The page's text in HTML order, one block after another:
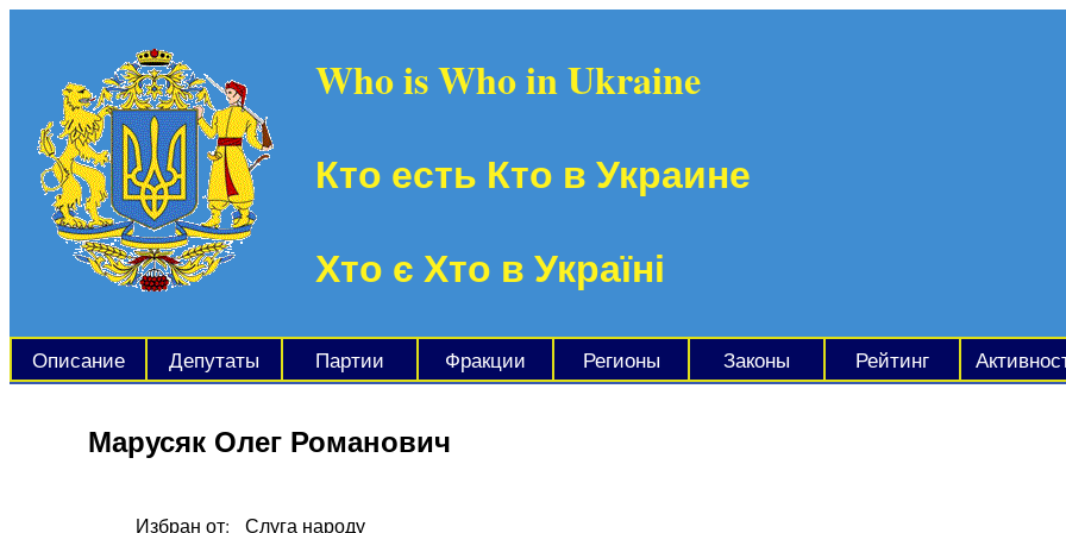
Who is Who in Ukraine
Кто есть Кто в Украине
Хто є Хто в Україні
Описание Депутаты Партии Фракции Регионы Законы Рейтинг
Марусяк Олег Романович
Избран от:
Слуга народу